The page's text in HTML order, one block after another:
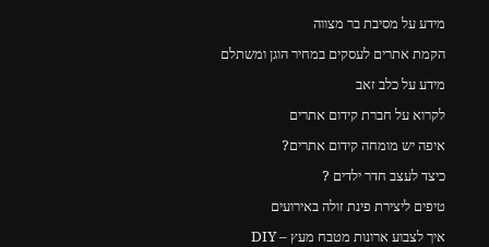
מידע על מסיבת בר מצווה
הקמת אתרים לעסקים במחיר הוגן ומשתלם
מידע על כלב זאב
לקרוא על חברת קידום אתרים
איפה יש מומחה קידום אתרים?
כיצד לעצב חדר ילדים ?
טיפים ליצירת פינת זולה באירועים
איך לצבוע ארונות מטבח מעץ – DIY